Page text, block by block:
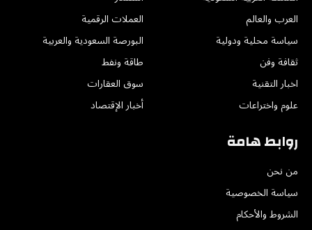
العرب والعالم
سياسة محلية ودولية
ثقافة وفن
اخبار التقنية
علوم واختراعات
العملات الرقمية
البورصة السعودية والعربية
طاقة ونفط
سوق العقارات
أخبار الإقتصاد
روابط هامة
من نحن
سياسة الخصوصية
الشروط والأحكام